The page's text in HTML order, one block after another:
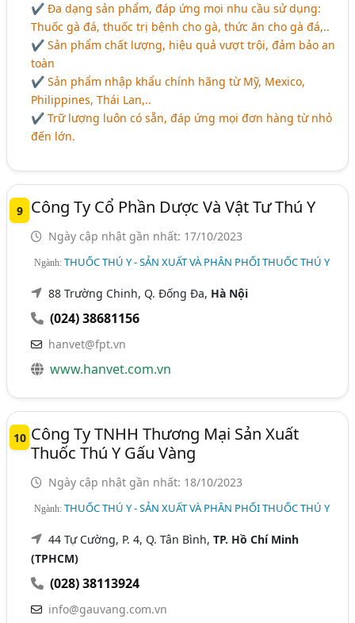
✔ Đa dạng sản phẩm, đáp ứng mọi nhu cầu sử dụng:
Thuốc gà đá, thuốc trị bệnh cho gà, thức ăn cho gà đá,..
✔ Sản phẩm chất lượng, hiệu quả vượt trội, đảm bảo an
toàn
✔ Sản phẩm nhập khẩu chính hãng từ Mỹ, Mexico,
Philippines, Thái Lan,..
✔ Trữ lượng luôn có sẵn, đáp ứng mọi đơn hàng từ nhỏ
đến lớn.
9 Công Ty Cổ Phần Dược Và Vật Tư Thú Y
Ngày cập nhật gần nhất: 17/10/2023
Ngành:THUỐC THÚ Y - SẢN XUẤT VÀ PHÂN PHỐI THUỐC THÚ Y
88 Trường Chinh, Q. Đống Đa, Hà Nội
(024) 38681156
hanvet@fpt.vn
www.hanvet.com.vn
10 Công Ty TNHH Thương Mại Sản Xuất
Thuốc Thú Y Gấu Vàng
Ngày cập nhật gần nhất: 18/10/2023
Ngành:THUỐC THÚ Y - SẢN XUẤT VÀ PHÂN PHỐI THUỐC THÚ Y
44 Tự Cường, P. 4, Q. Tân Bình,TP. Hồ Chí Minh
(TPHCM)
(028) 38113924
info@gauvang.com.vn